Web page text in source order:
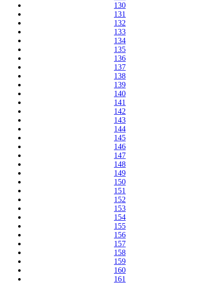
130
131
132
133
134
135
136
137
138
139
140
141
142
143
144
145
146
147
148
149
150
151
152
153
154
155
156
157
158
159
160
161